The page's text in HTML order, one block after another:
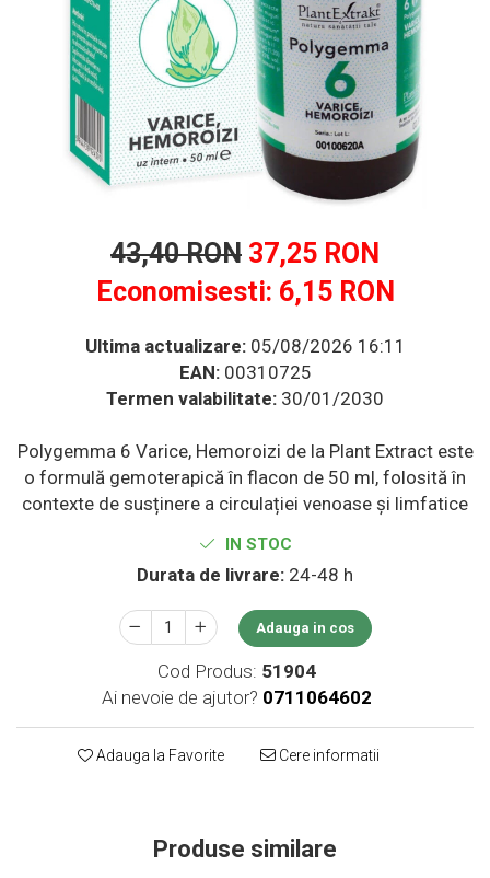
Omega 3
Par si unghii
Probiotice si prebiotice
Prostata
Sanatate urinara
Slabire si control greutate
Somn stres si anxietate
Supliment Calciu
Supliment Complexe
Supliment Magneziu
Supliment Vitamina B
Supliment Vitamina C
Supliment Vitamina D3
Tincturi si Gemoderivate
Tuse gat si respiratie
Vitamine si minerale
Ingrijire par
Balsam masca si tratament
Produse cu SPF Pentru Fata
Repelenti insecte
43,40 RON 37,25 RON
Economisesti: 6,15 RON
Ultima actualizare:05/08/2026 16:11
EAN:00310725
Termen valabilitate: 30/01/2030
Polygemma 6 Varice, Hemoroizi de la Plant Extract este
o formulă gemoterapică în flacon de 50 ml, folosită în
contexte de susținere a circulației venoase și limfatice
IN STOC
Durata de livrare: 24-48 h
Adauga in cos
Cod Produs: 51904
Ai nevoie de ajutor? 0711064602
Adauga la Favorite Cere informatii
Produse similare